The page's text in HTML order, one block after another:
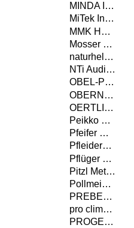
MINDA Industrieanlagen GmbH
MiTek Industries GmbH
MMK Holz Beton-Fertigteile GmbH
Mosser Leimholz Gesellschaft m. b. H.
naturheld GmbH & Co. KG
NTi Audio AG
OBEL-P AUTOMATION A/S
OBERNDORFER Hybrid Systems GmbH
OERTLI Werkzeuge AG
Peikko Deutschland GmbH
Pfeifer Holding GmbH
Pfleiderer Deutschland GmbH
Pflüger TOB GmbH
Pitzl Metallbau GmbH & Co. KG
Pollmeier Massivholz GmbH & Co.KG
PREBENA Wilfried Bornemann GmbH & Co. KG
pro clima - MOLL bauökologische Produkte GmbH
PROGEO Monitoring GmbH & Co. KG